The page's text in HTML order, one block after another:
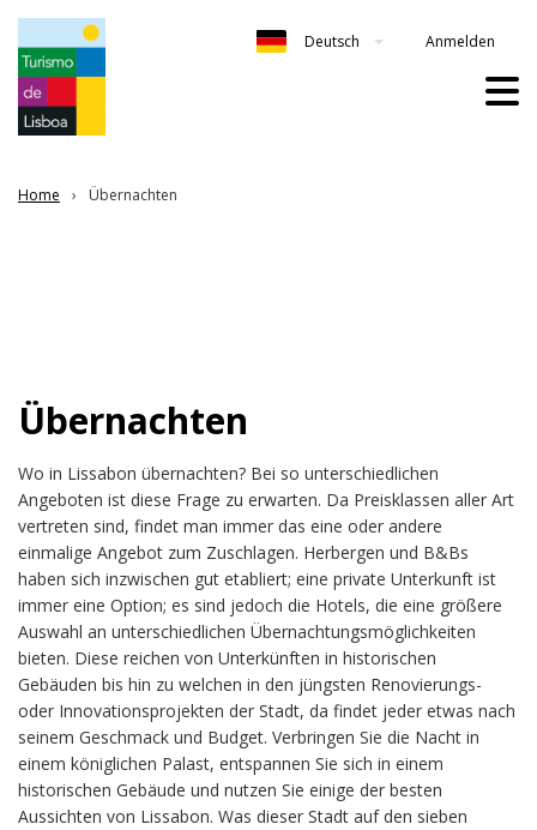
Deutsch Anmelden
Home Übernachten
Übernachten
Wo in Lissabon übernachten? Bei so unterschiedlichen
Angeboten ist diese Frage zu erwarten. Da Preisklassen aller Art
vertreten sind, findet man immer das eine oder andere
einmalige Angebot zum Zuschlagen. Herbergen und B&Bs
haben sich inzwischen gut etabliert; eine private Unterkunft ist
immer eine Option; es sind jedoch die Hotels, die eine größere
Auswahl an unterschiedlichen Übernachtungsmöglichkeiten
bieten. Diese reichen von Unterkünften in historischen
Gebäuden bis hin zu welchen in den jüngsten Renovierungs-
oder Innovationsprojekten der Stadt, da findet jeder etwas nach
seinem Geschmack und Budget. Verbringen Sie die Nacht in
einem königlichen Palast, entspannen Sie sich in einem
historischen Gebäude und nutzen Sie einige der besten
Aussichten von Lissabon. Was dieser Stadt auf den sieben